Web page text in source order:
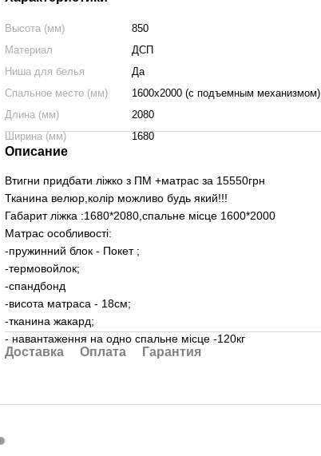
Высота (мм)
850
Материал
ДСП
Ниша для белья
Да
Спальное место (мм)
1600x2000 (с подъемным механизмом)
Длина (мм)
2080
Ширина (мм)
1680
Описание
Втигни придбати ліжко з ПМ +матрас за 15550грн
Тканина велюр,колір можливо будь який!!!
Габарит ліжка :1680*2080,спальне місце 1600*2000
Матрас особливості:
-пружинний блок - Покет ;
-термовойлок;
-спандбонд
-висота матраса - 18см;
-тканина жакард;
- навантаження на одно спальне місце -120кг
Доставка Оплата Гарантия